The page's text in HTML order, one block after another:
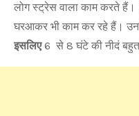
लोग स्ट्रेस वाला काम करते हैं।
घरआकर भी काम कर रहे हैं।
इसलिए6 से 8 घंटे की नीदं बहुत